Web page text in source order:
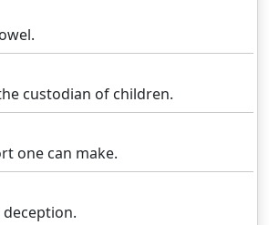
custodian of children.
one can make.